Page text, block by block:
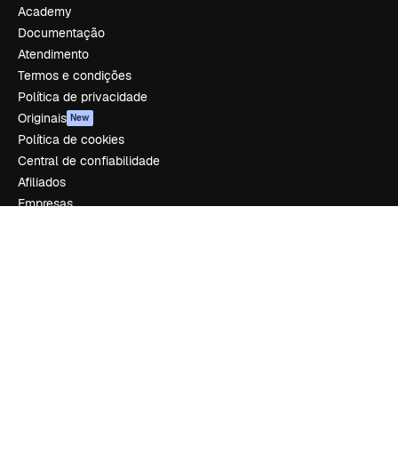
Academy
Documentação
Atendimento
Termos e condições
Política de privacidade
Originais New
Política de cookies
Central de confiabilidade
Afiliados
Empresas